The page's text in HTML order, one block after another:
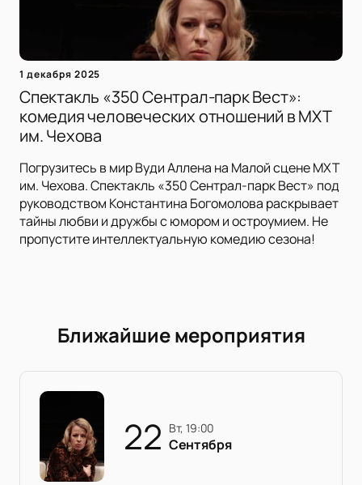
1 декабря 2025
Спектакль «350 Сентрал-парк Вест»:
комедия человеческих отношений в МХТ
им. Чехова
Погрузитесь в мир Вуди Аллена на Малой сцене МХТ
им. Чехова. Спектакль «350 Сентрал-парк Вест» под
руководством Константина Богомолова раскрывает
тайны любви и дружбы с юмором и остроумием. Не
пропустите интеллектуальную комедию сезона!
Ближайшие мероприятия
22 вт, 19:00
Сентября